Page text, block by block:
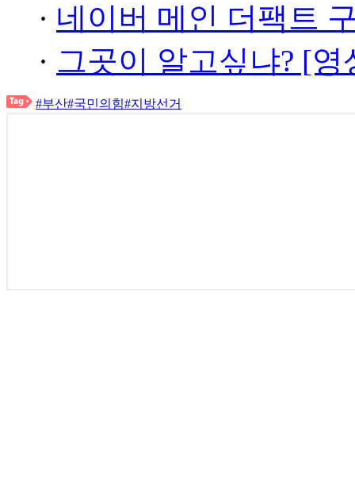
· 네이버 메인 더팩트
· 그곳이 알고싶냐? [
#부산#국민의힘#지방선거